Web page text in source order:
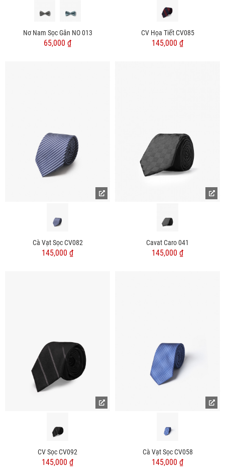
Nơ Nam Sọc Gân NO 013
65,000 ₫
CV Họa Tiết CV085
145,000 ₫
Cà Vạt Sọc CV082
145,000 ₫
Cavat Caro 041
145,000 ₫
CV Sọc CV092
145,000 ₫
Cà Vạt Sọc CV058
145,000 ₫